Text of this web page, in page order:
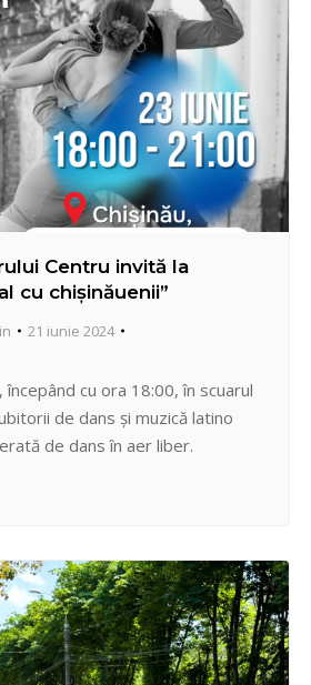
Centru invită la
cu chișinăuenii”
21 iunie 2024
începând cu ora 18:00, în scuarul
de dans și muzică latino
de dans în aer liber.